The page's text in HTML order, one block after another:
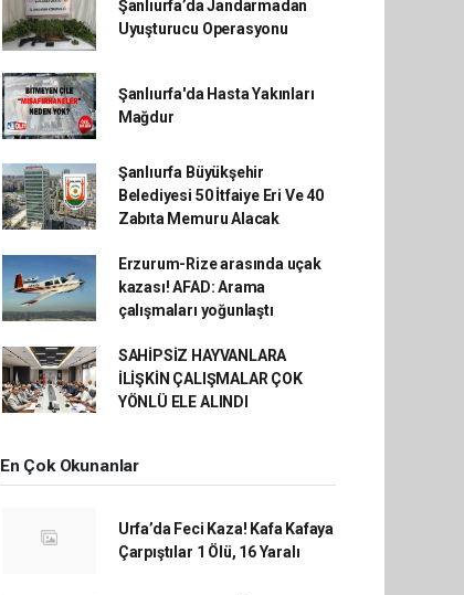
Şanlıurfa’da Jandarmadan
Uyuşturucu Operasyonu
Şanlıurfa'da Hasta Yakınları
Mağdur
Şanlıurfa Büyükşehir
Belediyesi 50 İtfaiye Eri Ve 40
Zabıta Memuru Alacak
Erzurum-Rize arasında uçak
kazası! AFAD: Arama
çalışmaları yoğunlaştı
SAHİPSİZ HAYVANLARA
İLİŞKİN ÇALIŞMALAR ÇOK
YÖNLÜ ELE ALINDI
En Çok Okunanlar
Urfa’da Feci Kaza! Kafa Kafaya
Çarpıştılar 1 Ölü, 16 Yaralı